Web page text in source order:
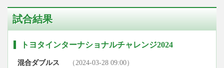
試合結果
トヨタインターナショナルチャレンジ2024
混合ダブルス （2024-03-28 09:00）